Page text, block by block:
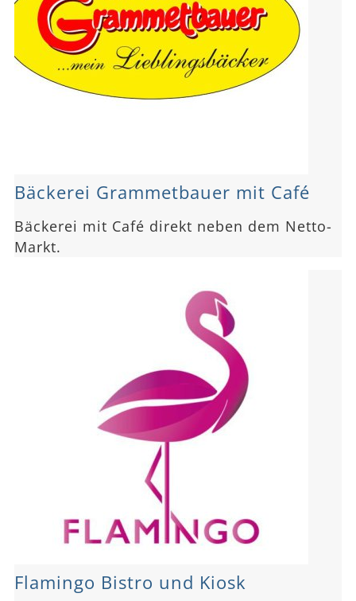
Bäckerei Grammetbauer mit Café
Bäckerei mit Café direkt neben dem Netto-
Markt.
Flamingo Bistro und Kiosk